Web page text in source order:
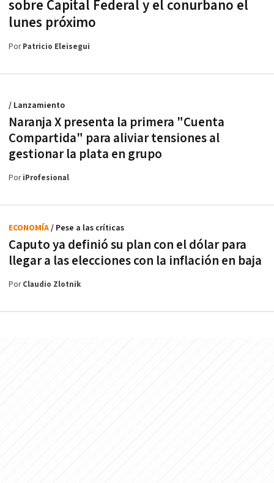
sobre Capital Federal y el conurbano el
lunes próximo
PorPatricio Eleisegui
Naranja X presenta la primera "Cuenta
Compartida" para aliviar tensiones al
gestionar la plata en grupo
/ Lanzamiento
PoriProfesional
Caputo ya definió su plan con el dólar para
llegar a las elecciones con la inflación en baja
ECONOMÍA/ Pese a las críticas
PorClaudio Zlotnik